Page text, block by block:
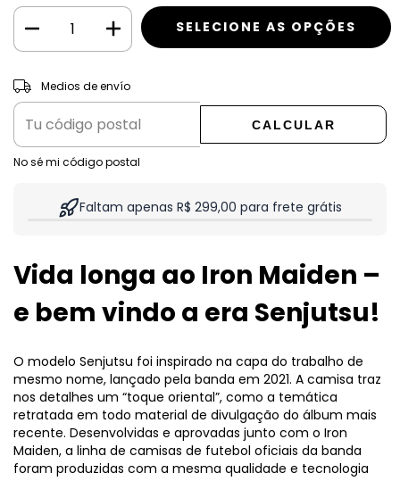
Entregas para el CP:
Medios de envío
CALCULAR
No sé mi código postal
Faltam apenas R$ 299,00 para frete grátis
Vida longa ao Iron Maiden –
e bem vindo a era Senjutsu!
O modelo Senjutsu foi inspirado na capa do trabalho de
mesmo nome, lançado pela banda em 2021. A camisa traz
nos detalhes um “toque oriental”, como a temática
retratada em todo material de divulgação do álbum mais
recente. Desenvolvidas e aprovadas junto com o Iron
Maiden, a linha de camisas de futebol oficiais da banda
foram produzidas com a mesma qualidade e tecnologia